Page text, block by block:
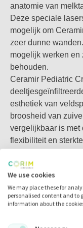
behoudt. Het
op de mate van
0,5 mm.
De kronen volgen
melktanden,
plaatsing wordt
supragingivaal of
risico op
plaatsen van de
Gebruik de Ceramir
selecteren. De
preparatieontwerp
geplaatst met een
eenvoudige
wat een snelle en
verkort de stoeltijd
anatomie van
Deze speciale
mogelijk om
zeer dunne
mogelijk werken en
behouden.
Ceramir Pediatric
esthetiek van
broosheid van
vergelijkbaar is met
flexibiliteit en
Het kroonoppervlak
bacteriegroei
secundaire cariës
Ceramir-
We use cookies
We may place these for
personalised content and to
information about the